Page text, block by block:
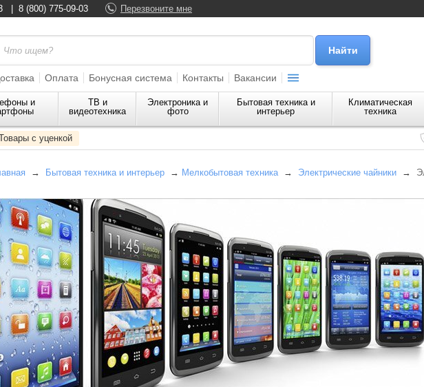
8 (800) 775-09-03 Перезвоните мне
Оплата Бонусная система Контакты Вакансии
и
ТВ и
видеотехника
Электроника и
фото
Бытовая техника и
интерьер
Климатическая
техника
с уценкой
→ Бытовая техника и интерьер → Мелкобытовая техника→ Электрические чайники →